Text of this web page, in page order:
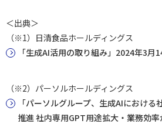
＜出典＞
（※1）日清食品ホールディングス
「生成AI活用の取り組み」2024年3月
（※2）パーソルホールディングス
「パーソルグループ、生成AIにおけ
推進 社内専用GPT用途拡大・業務効